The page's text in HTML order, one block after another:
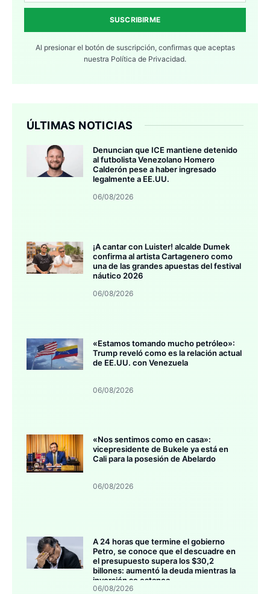
SUSCRIBIRME
Al presionar el botón de suscripción, confirmas que aceptas
nuestra Política de Privacidad.
ÚLTIMAS NOTICIAS
Denuncian que ICE mantiene detenido
al futbolista Venezolano Homero
Calderón pese a haber ingresado
legalmente a EE.UU.
06/08/2026
¡A cantar con Luister! alcalde Dumek
confirma al artista Cartagenero como
una de las grandes apuestas del festival
náutico 2026
06/08/2026
«Estamos tomando mucho petróleo»:
Trump reveló como es la relación actual
de EE.UU. con Venezuela
06/08/2026
«Nos sentimos como en casa»:
vicepresidente de Bukele ya está en
Cali para la posesión de Abelardo
06/08/2026
A 24 horas que termine el gobierno
Petro, se conoce que el descuadre en
el presupuesto supera los $30,2
billones: aumentó la deuda mientras la
inversión se estanca
06/08/2026